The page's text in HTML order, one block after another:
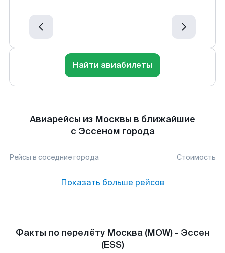
Найти авиабилеты
Авиарейсы из Москвы в ближайшие
с Эссеном города
Рейсы в соседние города Стоимость
Показать больше рейсов
Факты по перелёту Москва (MOW) - Эссен
(ESS)